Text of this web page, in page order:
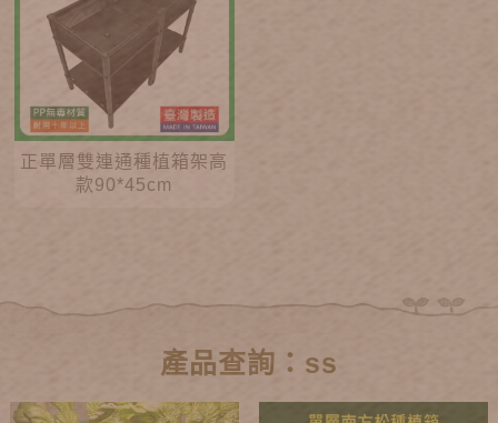
正單層雙連通種植箱架高
款90*45cm
產品查詢：ss